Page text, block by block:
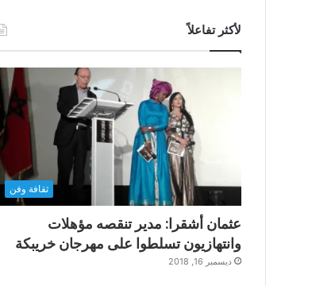
لأكثر تفاعلاً
ثقافة وفن
عثمان أشقرا: مدير تنقصه مؤهلات
وانتهازيون تسلطوا على مهرجان خريبكة
ديسمبر 16, 2018